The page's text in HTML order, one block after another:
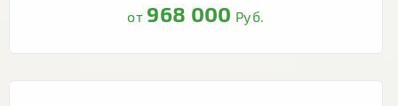
от 968 000 Руб.